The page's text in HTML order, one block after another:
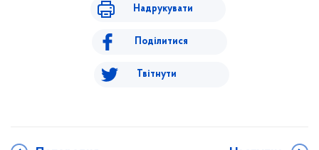
Надрукувати
Поділитися
Твітнути